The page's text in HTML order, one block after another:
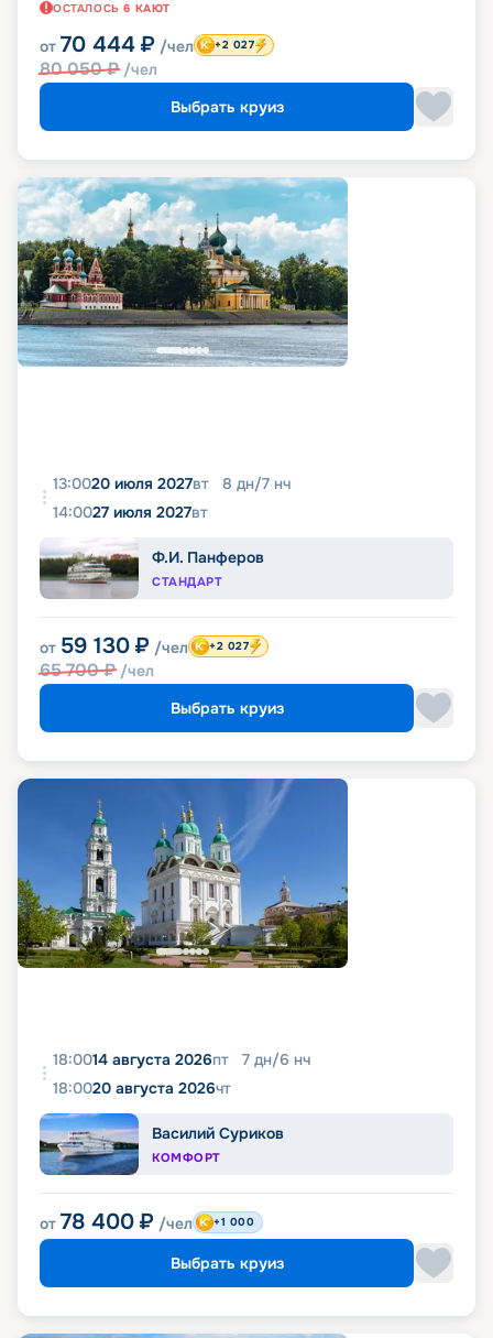
ОСТАЛОСЬ 6 КАЮТ
от 70 444 ₽ /чел
80 050₽ /чел
+2 027
Выбрать круиз
13:0020 июля 2027вт 8 дн/7 нч
14:0027 июля 2027вт
Ф.И. Панферов
СТАНДАРТ
от 59 130 ₽ /чел
65 700₽ /чел
+2 027
Выбрать круиз
18:0014 августа 2026пт 7 дн/6 нч
18:0020 августа 2026чт
Василий Суриков
КОМФОРТ
от 78 400 ₽ /чел +1 000
Выбрать круиз